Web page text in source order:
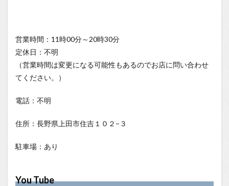
営業時間：11時00分～20時30分
定休日：不明
（営業時間は変更になる可能性もあるのでお店に問い合わせ
てください。）
電話：不明
住所：長野県上田市住吉１０２−３
駐車場：あり
You Tube